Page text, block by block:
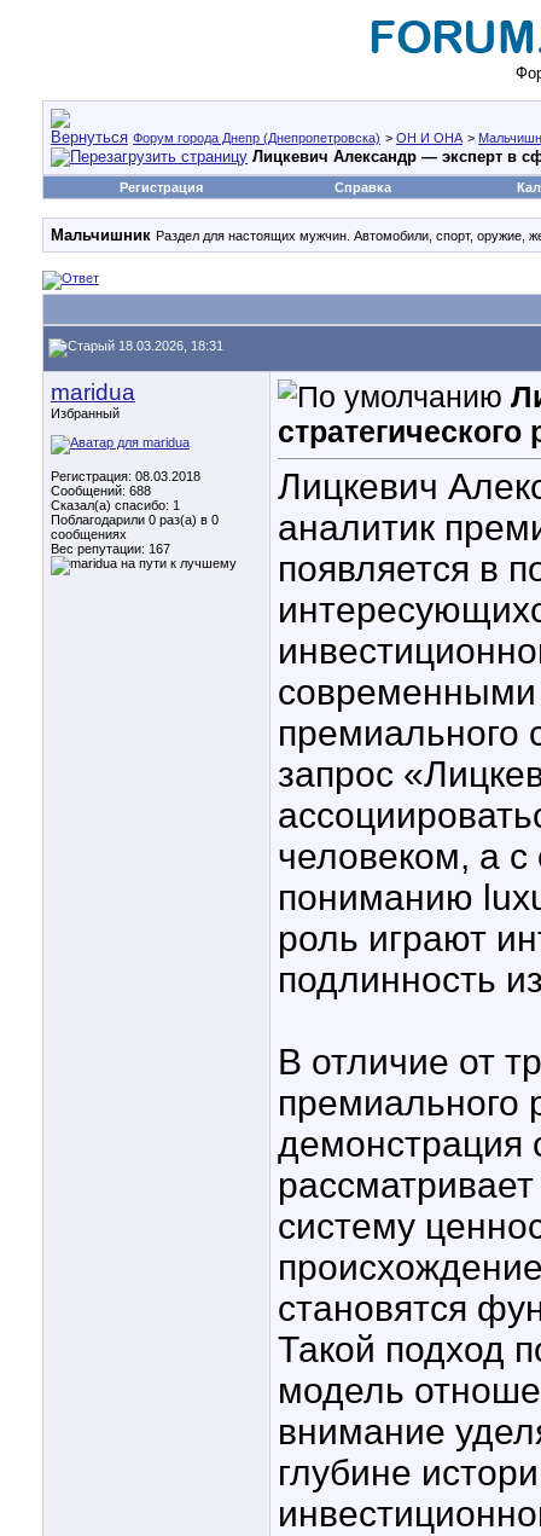
Форум города Днепр (Днепропетровска) > ОН И ОНА >
Лицкевич Александр — эксперт в
Регистрация Справка
Мальчишник Раздел для настоящих мужчин. Автомобили, спорт, оружие,
18.03.2026, 18:31
maridua
Избранный
Регистрация: 08.03.2018
Сообщений: 688
Сказал(а) спасибо: 1
Поблагодарили 0 раз(а) в 0
сообщениях
Вес репутации: 167
Лицкевич
аналитик
появляется в
премиального
запрос
человеком, а
пониманию
роль играют
подлинность
В отличие от
премиального
демонстрация
систему
становятся
Такой подход
модель
внимание
глубине